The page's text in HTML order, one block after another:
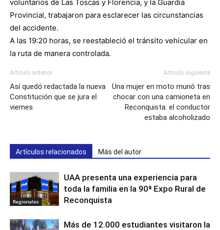
voluntarios de Las Toscas y Florencia, y la Guardia
Provincial, trabajaron para esclarecer las circunstancias
del accidente.
A las 19:20 horas, se reestableció el tránsito vehicular en
la ruta de manera controlada.
Artículo anterior
Así quedó redactada la nueva
Constitución que se jura el
viernes
Artículo siguiente
Una mujer en moto murió tras
chocar con una camioneta en
Reconquista: el conductor
estaba alcoholizado
Artículos relacionados Más del autor
Regionales
UAA presenta una experiencia para
toda la familia en la 90ª Expo Rural de
Reconquista
Más de 12.000 estudiantes visitaron la